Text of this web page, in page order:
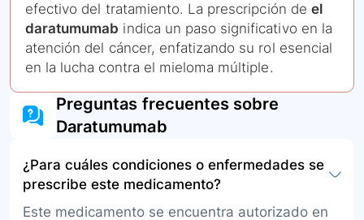
efectivo del tratamiento. La prescripción de el
daratumumab indica un paso significativo en la
atención del cáncer, enfatizando su rol esencial
en la lucha contra el mieloma múltiple.
Preguntas frecuentes sobre
Daratumumab
¿Para cuáles condiciones o enfermedades se
prescribe este medicamento?
Este medicamento se encuentra autorizado en